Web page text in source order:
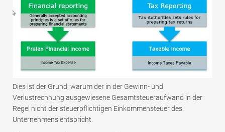
Dies ist der Grund, warum der in der Gewinn- und
Verlustrechnung ausgewiesene Gesamtsteueraufwand in der
Regel nicht der steuerpflichtigen Einkommensteuer des
Unternehmens entspricht.